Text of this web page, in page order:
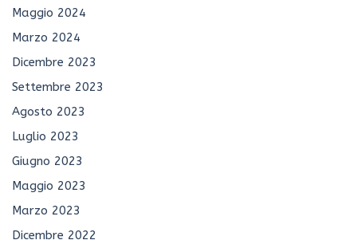
Maggio 2024
Marzo 2024
Dicembre 2023
Settembre 2023
Agosto 2023
Luglio 2023
Giugno 2023
Maggio 2023
Marzo 2023
Dicembre 2022